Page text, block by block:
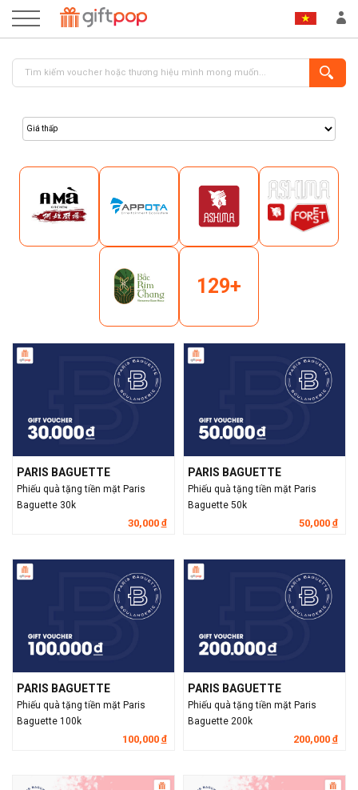
ĐĂNG KÝ
129+
PARIS BAGUETTE
Phiếu quà tặng tiền mặt Paris
Baguette 30k
30,000 đ
PARIS BAGUETTE
Phiếu quà tặng tiền mặt Paris
Baguette 50k
50,000 đ
PARIS BAGUETTE
Phiếu quà tặng tiền mặt Paris
Baguette 100k
100,000 đ
PARIS BAGUETTE
Phiếu quà tặng tiền mặt Paris
Baguette 200k
200,000 đ